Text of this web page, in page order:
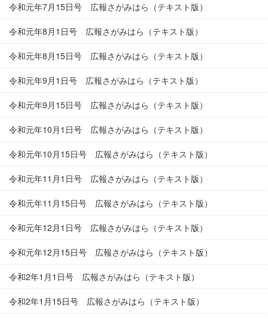
令和元年7月15日号 広報さがみはら（テキスト版）
令和元年8月1日号 広報さがみはら（テキスト版）
令和元年8月15日号 広報さがみはら（テキスト版）
令和元年9月1日号 広報さがみはら（テキスト版）
令和元年9月15日号 広報さがみはら（テキスト版）
令和元年10月1日号 広報さがみはら（テキスト版）
令和元年10月15日号 広報さがみはら（テキスト版）
令和元年11月1日号 広報さがみはら（テキスト版）
令和元年11月15日号 広報さがみはら（テキスト版）
令和元年12月1日号 広報さがみはら（テキスト版）
令和元年12月15日号 広報さがみはら（テキスト版）
令和2年1月1日号 広報さがみはら（テキスト版）
令和2年1月15日号 広報さがみはら（テキスト版）